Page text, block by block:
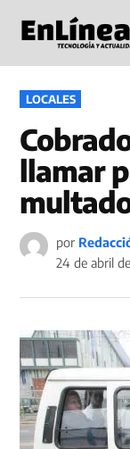
contenido
PUBLICADO
EN
LOCALES
llamar
por
24 de abril